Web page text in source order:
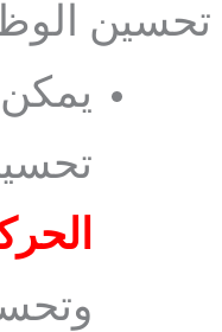
تحسين
يمكن